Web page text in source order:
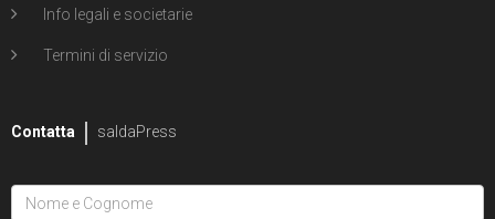
Info legali e societarie
Termini di servizio
Contatta saldaPress